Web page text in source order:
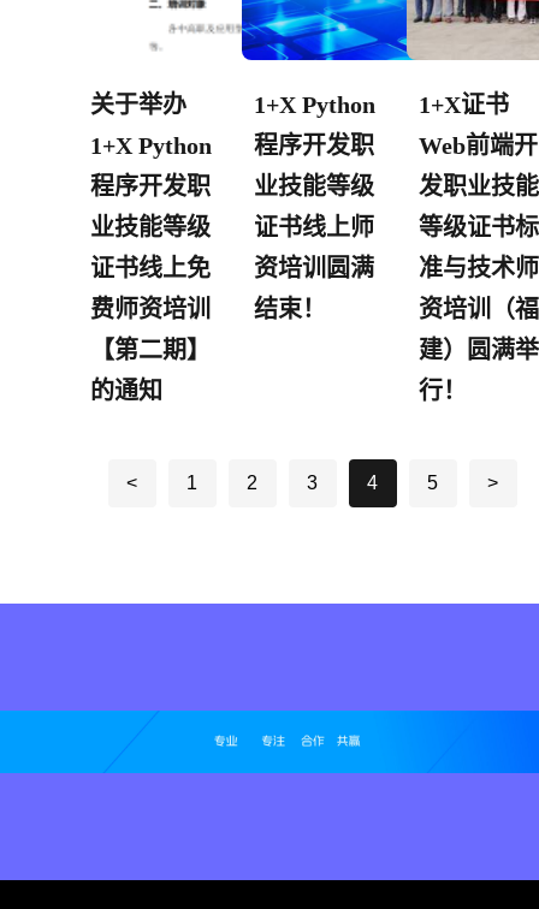
关于举办
1+X Python
程序开发职
业技能等级
证书线上免
费师资培训
【第二期】
的通知
1+X Python
程序开发职
业技能等级
证书线上师
资培训圆满
结束！
1+X证书
Web前端开
发职业技能
等级证书标
准与技术师
资培训（福
建）圆满举
行！
< 1 2 3 4 5 >